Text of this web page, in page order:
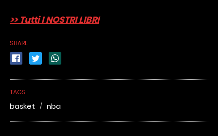
>> Tutti I NOSTRI LIBRI
SHARE
TAGS:
basket nba